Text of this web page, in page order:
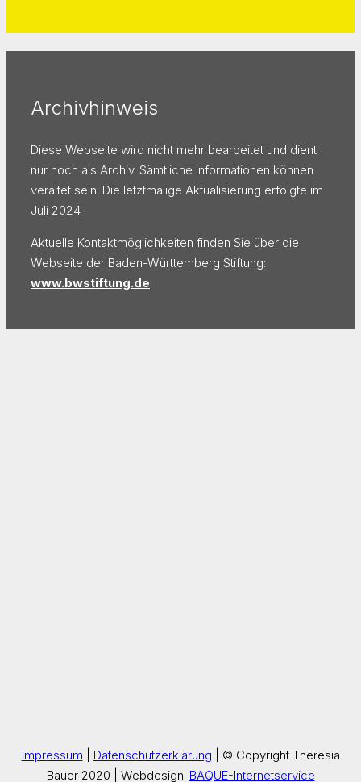
Archivhinweis
Diese Webseite wird nicht mehr bearbeitet und dient
nur noch als Archiv. Sämtliche Informationen können
veraltet sein. Die letztmalige Aktualisierung erfolgte im
Juli 2024.
Aktuelle Kontaktmöglichkeiten finden Sie über die
Webseite der Baden-Württemberg Stiftung:
www.bwstiftung.de.
Impressum Datenschutzerklärung | © Copyright Theresia
Bauer 2020 | Webdesign: BAQUE-Internetservice